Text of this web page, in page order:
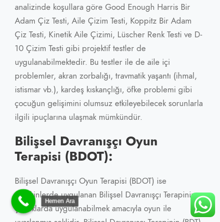
analizinde koşullara göre Good Enough Harris Bir
Adam Çiz Testi, Aile Çizim Testi, Koppitz Bir Adam
Çiz Testi, Kinetik Aile Çizimi, Lüscher Renk Testi ve D-
10 Çizim Testi gibi projektif testler de
uygulanabilmektedir. Bu testler ile de aile içi
problemler, akran zorbalığı, travmatik yaşantı (ihmal,
istismar vb.), kardeş kıskançlığı, öfke problemi gibi
çocuğun gelişimini olumsuz etkileyebilecek sorunlarla
ilgili ipuçlarına ulaşmak mümkündür.
Bilişsel Davranışçı Oyun
Terapisi (BDOT):
Bilişsel Davranışçı Oyun Terapisi (BDOT) ise
yetişkinlerde uygulanan Bilişsel Davranışçı Terapinin
çocuklarda uygulanabilmek amacıyla oyun ile
Hemen Ara